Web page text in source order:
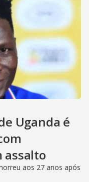
Uganda é
assalto
aos 27 anos após